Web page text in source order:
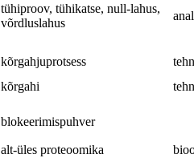
tühiproov, tühikatse, null-lahus,
võrdluslahus
kõrgahjuprotsess
kõrgahi
blokeerimispuhver
alt-üles proteoomika